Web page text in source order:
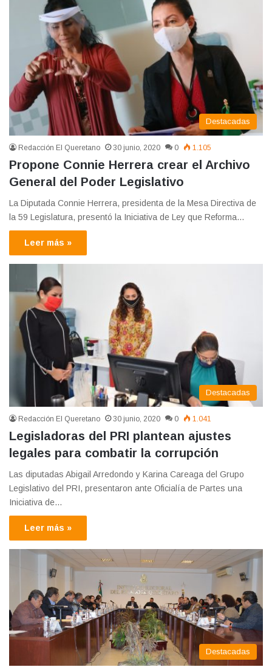
Destacadas
Redacción El Queretano 30 junio, 2020 0 1.105
Propone Connie Herrera crear el Archivo
General del Poder Legislativo
La Diputada Connie Herrera, presidenta de la Mesa Directiva de
la 59 Legislatura, presentó la Iniciativa de Ley que Reforma…
Leer más »
Destacadas
Redacción El Queretano 30 junio, 2020 0 1.041
Legisladoras del PRI plantean ajustes
legales para combatir la corrupción
Las diputadas Abigail Arredondo y Karina Careaga del Grupo
Legislativo del PRI, presentaron ante Oficialía de Partes una
Iniciativa de…
Leer más »
Destacadas